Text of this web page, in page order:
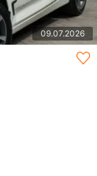
09.07.2026